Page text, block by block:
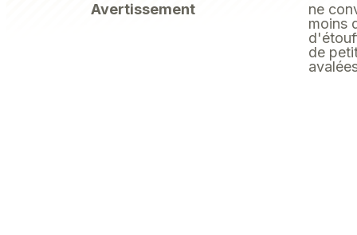
Avertissement
ne
moins
de